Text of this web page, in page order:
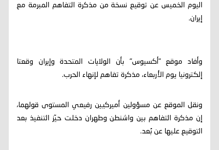
اليوم الخميس عن توقيع نسخة من مذكرة التفاهم المبرمة مع
إيران.
وأفاد موقع "أكسيوس" بأن الولايات المتحدة وإيران وقعتا
إلكترونيا يوم الأربعاء، مذكرة تفاهم لإنهاء الحرب.
ونقل الموقع عن مسؤولين أميركيين رفيعي المستوى قولهما،
إن مذكرة التفاهم بين واشنطن وطهران دخلت حيّز التنفيذ بعد
التوقيع عليها عن بُعد.